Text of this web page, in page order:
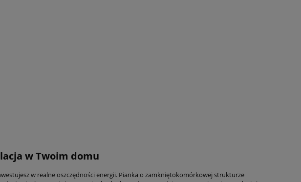
w Twoim domu
w realne oszczędności energii. Pianka o zamkniętokomórkowej strukturze